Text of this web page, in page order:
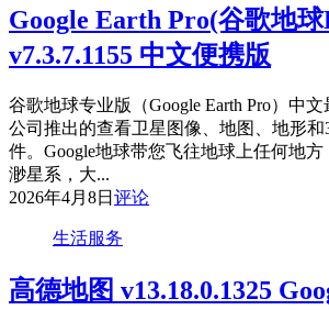
Google Earth Pro(谷歌地球
v7.3.7.1155 中文便携版
谷歌地球专业版（Google Earth Pro）中
公司推出的查看卫星图像、地图、地形
件。Google地球带您飞往地球上任何地
渺星系，大...
2026年4月8日 评论
生活服务
高德地图 v13.18.0.1325